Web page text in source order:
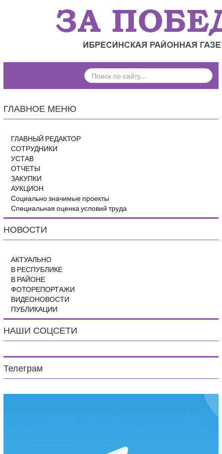
ПОИСК
ПО
ГЛАВНОЕ МЕНЮ
ГЛАВНЫЙ РЕДАКТОР
СОТРУДНИКИ
УСТАВ
ОТЧЕТЫ
ЗАКУПКИ
АУКЦИОН
Социально значимые проекты
Специальная оценка условий труда
НОВОСТИ
АКТУАЛЬНО
В РЕСПУБЛИКЕ
В РАЙОНЕ
ФОТОРЕПОРТАЖИ
ВИДЕОНОВОСТИ
ПУБЛИКАЦИИ
НАШИ СОЦСЕТИ
Телеграм